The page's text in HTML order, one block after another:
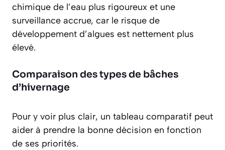
chimique de l’eau plus rigoureux et une
surveillance accrue, car le risque de
développement d’algues est nettement plus
élevé.
Comparaison des types de bâches
d’hivernage
Pour y voir plus clair, un tableau comparatif peut
aider à prendre la bonne décision en fonction
de ses priorités.